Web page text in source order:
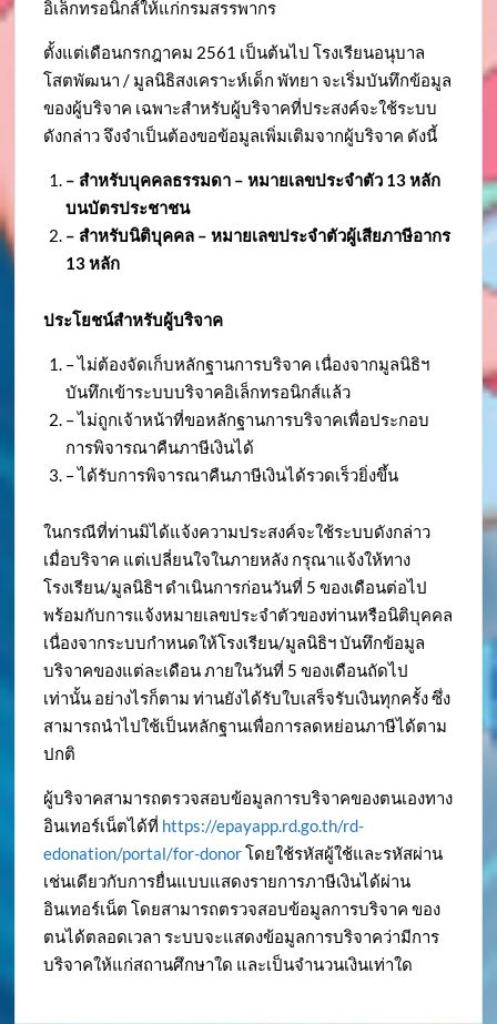
อิเล็กทรอนิกส์ให้แก่กรมสรรพากร
ตั้งแต่เดือนกรกฎาคม 2561 เป็นต้นไป โรงเรียนอนุบาล
โสตพัฒนา / มูลนิธิสงเคราะห์เด็ก พัทยา จะเริ่มบันทึกข้อมูล
ของผู้บริจาค เฉพาะสำหรับผู้บริจาคที่ประสงค์จะใช้ระบบ
ดังกล่าว จึงจำเป็นต้องขอข้อมูลเพิ่มเติมจากผู้บริจาค ดังนี้
– สำหรับบุคคลธรรมดา – หมายเลขประจำตัว 13 หลัก
บนบัตรประชาชน
– สำหรับนิติบุคคล – หมายเลขประจำตัวผู้เสียภาษีอากร
13 หลัก
ประโยชน์สำหรับผู้บริจาค
– ไม่ต้องจัดเก็บหลักฐานการบริจาค เนื่องจากมูลนิธิฯ
บันทึกเข้าระบบบริจาคอิเล็กทรอนิกส์แล้ว
– ไม่ถูกเจ้าหน้าที่ขอหลักฐานการบริจาคเพื่อประกอบ
การพิจารณาคืนภาษีเงินได้
– ได้รับการพิจารณาคืนภาษีเงินได้รวดเร็วยิ่งขึ้น
ในกรณีที่ท่านมิได้แจ้งความประสงค์จะใช้ระบบดังกล่าว
เมื่อบริจาค แต่เปลี่ยนใจในภายหลัง กรุณาแจ้งให้ทาง
โรงเรียน/มูลนิธิฯ ดำเนินการก่อนวันที่ 5 ของเดือนต่อไป
พร้อมกับการแจ้งหมายเลขประจำตัวของท่านหรือนิติบุคคล
เนื่องจากระบบกำหนดให้โรงเรียน/มูลนิธิฯ บันทึกข้อมูล
บริจาคของแต่ละเดือน ภายในวันที่ 5 ของเดือนถัดไป
เท่านั้น อย่างไรก็ตาม ท่านยังได้รับใบเสร็จรับเงินทุกครั้ง ซึ่ง
สามารถนำไปใช้เป็นหลักฐานเพื่อการลดหย่อนภาษีได้ตาม
ปกติ
ผู้บริจาคสามารถตรวจสอบข้อมูลการบริจาคของตนเองทาง
อินเทอร์เน็ตได้ที่ https://epayapp.rd.go.th/rd-
edonation/portal/for-donorโดยใช้รหัสผู้ใช้และรหัสผ่าน
เช่นเดียวกับการยื่นแบบแสดงรายการภาษีเงินได้ผ่าน
อินเทอร์เน็ต โดยสามารถตรวจสอบข้อมูลการบริจาค ของ
ตนได้ตลอดเวลา ระบบจะแสดงข้อมูลการบริจาคว่ามีการ
บริจาคให้แก่สถานศึกษาใด และเป็นจำนวนเงินเท่าใด